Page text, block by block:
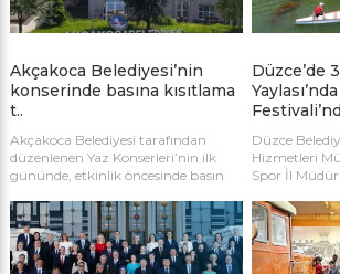
Akçakoca Belediyesi’nin
konserinde basına kısıtlama
t..
Akçakoca Belediyesi tarafından
düzenlenen Yaz Konserleri’nin ilk
gününde, etkinlik öncesinde basın
sahne önünde görüntü alınmasına
izin verilmeyeceğinin bildirilmesi,
basın camiasında tepkiye neden
oldu.
Düzce’de
Düzce
Hizmetleri
Spor İl
Festivali”nde
doğayla iç